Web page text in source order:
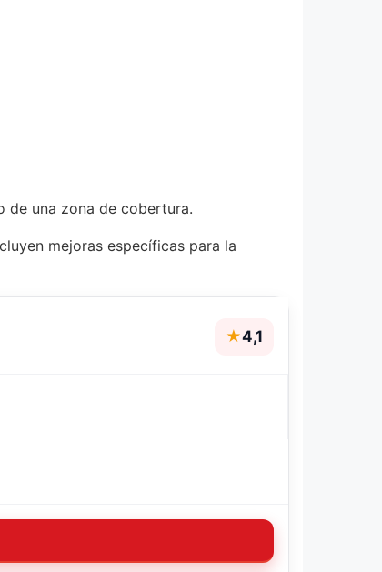
de una zona de cobertura.
mejoras específicas para la
★4,1